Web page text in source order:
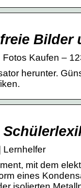
Bilder
Kaufen –
herunter.
Lernhelfer
mit dem
eines